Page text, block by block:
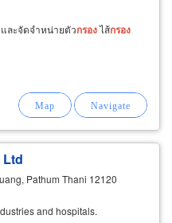
ละจัดจำหน่ายตัวกรองไส้กรอง
Ltd
Pathum Thani 12120
and hospitals.